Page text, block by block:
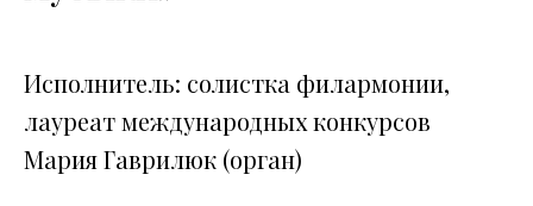
Исполнитель: солистка филармонии,
лауреат международных конкурсов
Мария Гаврилюк (орган)